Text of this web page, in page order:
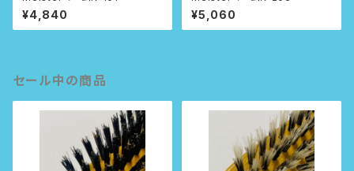
¥4,840 ¥5,060
セール中の商品